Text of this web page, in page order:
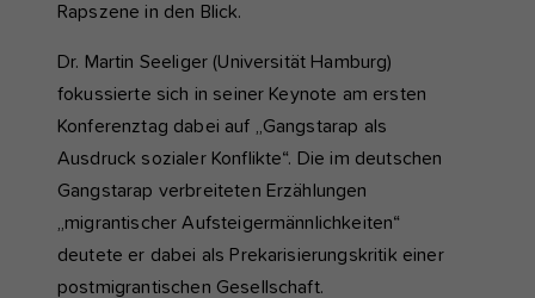
Rapszene in den Blick.
Dr. Martin Seeliger (Universität Hamburg)
fokussierte sich in seiner Keynote am ersten
Konferenztag dabei auf „Gangstarap als
Ausdruck sozialer Konflikte“. Die im deutschen
Gangstarap verbreiteten Erzählungen
„migrantischer Aufsteigermännlichkeiten“
deutete er dabei als Prekarisierungskritik einer
postmigrantischen Gesellschaft.